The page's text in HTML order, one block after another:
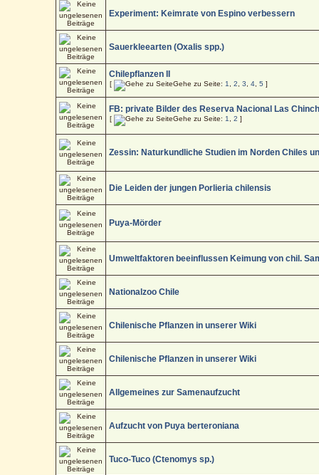
Experiment: Keimrate von Espino verbessern
Sauerkleearten (Oxalis spp.)
Chilepflanzen II
[ Gehe zu Seite: 1 ,2 ,3 ,4 ,5 ]
FB: private Bilder des Reserva Nacional Las
[ Gehe zu Seite: 1 ,2 ]
Zessin: Naturkundliche Studien im Norden Chiles
Die Leiden der jungen Porlieria chilensis
Puya-Mörder
Umweltfaktoren beeinflussen Keimung von chil.
Nationalzoo Chile
Chilenische Pflanzen in unserer Wiki
Chilenische Pflanzen in unserer Wiki
Allgemeines zur Samenaufzucht
Aufzucht von Puya berteroniana
Tuco-Tuco (Ctenomys sp.)